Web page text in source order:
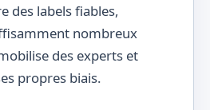
des labels fiables,
nombreux
des experts et
propres biais.